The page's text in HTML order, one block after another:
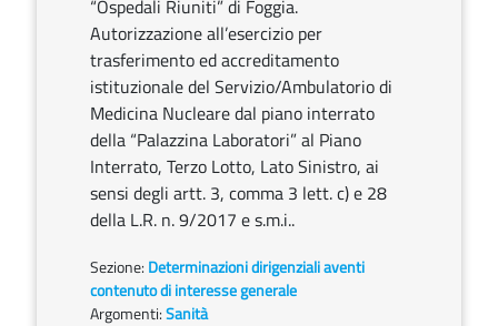
“Ospedali Riuniti” di Foggia.
Autorizzazione all’esercizio per
trasferimento ed accreditamento
istituzionale del Servizio/Ambulatorio di
Medicina Nucleare dal piano interrato
della “Palazzina Laboratori” al Piano
Interrato, Terzo Lotto, Lato Sinistro, ai
sensi degli artt. 3, comma 3 lett. c) e 28
della L.R. n. 9/2017 e s.m.i..
Sezione: Determinazioni dirigenziali aventi
contenuto di interesse generale
Argomenti:Sanità